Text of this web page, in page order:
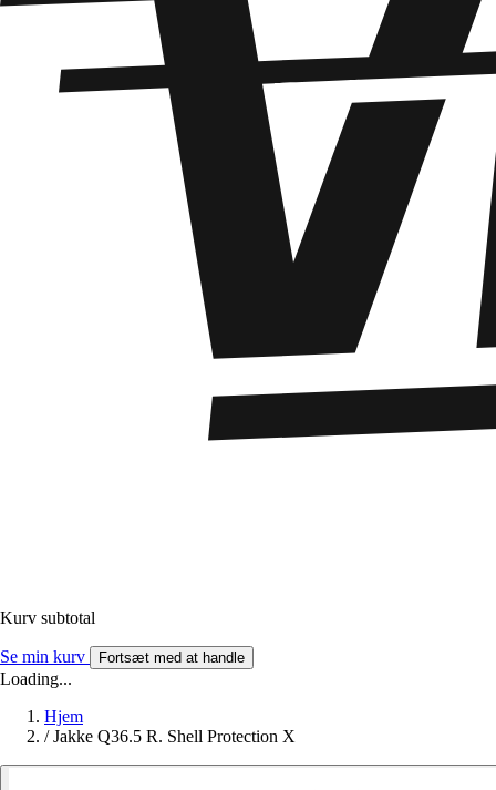
Kurv subtotal
Se min kurv Fortsæt med at handle
Loading...
Hjem
/ Jakke Q36.5 R. Shell Protection X